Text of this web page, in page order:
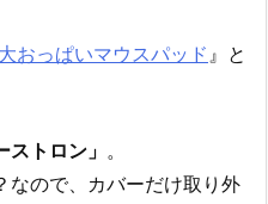
おっぱいマウスパッド 』と
ストロン」 。
なので、カバーだけ取り外